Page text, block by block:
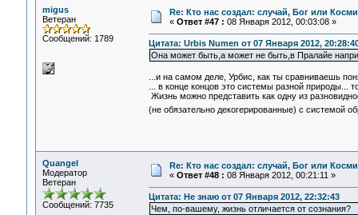
migus
Ветеран
Сообщений: 1789
Re: Кто нас создал: случай, Бог или
« Ответ #47 : 08 Января 2012, 00:03:08 »
Цитата: Urbis Numen от 07 Января 2012,
Она может быть,а может не быть,в Пралайе
...и на самом деле, Урбис, как ты сравниваешь
... в конце концов это системы разной природы...
Жизнь можно представить как одну из
(не обязательно декогерированные) с системой
Quangel
Модератор
Ветеран
Сообщений: 7735
Re: Кто нас создал: случай, Бог или
« Ответ #48 : 08 Января 2012, 00:21:11 »
Цитата: Не знаю от 07 Января 2012, 22:32:43
Чем, по-вашему, жизнь отличается от сознания?